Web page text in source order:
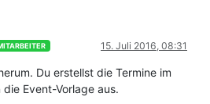
15. Juli 2016, 08:31
Du erstellst die Termine im
Event-Vorlage aus.